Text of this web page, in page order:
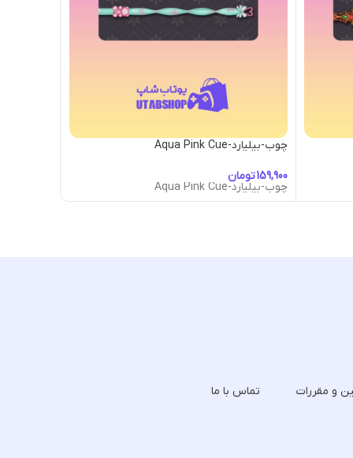
چوب-بیلیارد-Aqua Pink Cue
تومان
چوب-بیلیارد-Aqua Pink Cue
و مقررات تماس با ما